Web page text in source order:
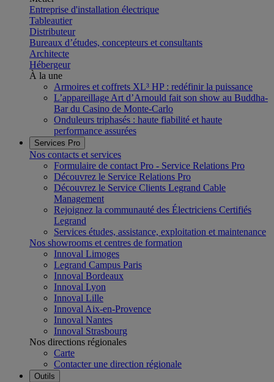
Entreprise d'installation électrique
Tableautier
Distributeur
Bureaux d’études, concepteurs et consultants
Architecte
Hébergeur
À la une
Armoires et coffrets XL³ HP : redéfinir la puissance
L’appareillage Art d’Arnould fait son show au Buddha-
Bar du Casino de Monte-Carlo
Onduleurs triphasés : haute fiabilité et haute
performance assurées
Services Pro
Nos contacts et services
Formulaire de contact Pro - Service Relations Pro
Découvrez le Service Relations Pro
Découvrez le Service Clients Legrand Cable
Management
Rejoignez la communauté des Électriciens Certifiés
Legrand
Services études, assistance, exploitation et maintenance
Nos showrooms et centres de formation
Innoval Limoges
Legrand Campus Paris
Innoval Bordeaux
Innoval Lyon
Innoval Lille
Innoval Aix-en-Provence
Innoval Nantes
Innoval Strasbourg
Nos directions régionales
Carte
Contacter une direction régionale
Outils